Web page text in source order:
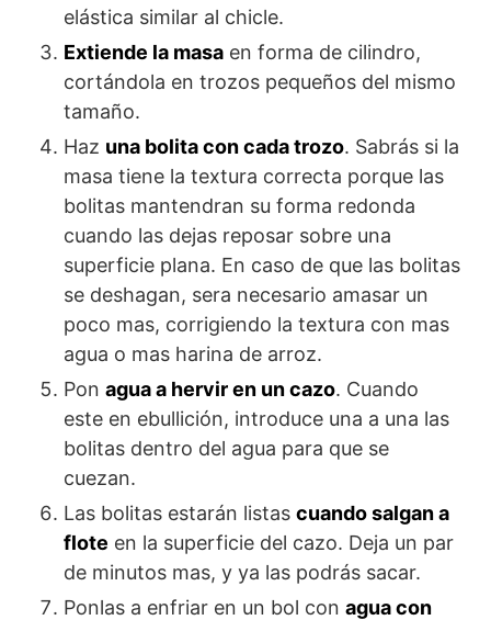
elástica similar al chicle.
Extiende la masa en forma de cilindro,
cortándola en trozos pequeños del mismo
tamaño.
Haz una bolita con cada trozo. Sabrás si la
masa tiene la textura correcta porque las
bolitas mantendran su forma redonda
cuando las dejas reposar sobre una
superficie plana. En caso de que las bolitas
se deshagan, sera necesario amasar un
poco mas, corrigiendo la textura con mas
agua o mas harina de arroz.
Pon agua a hervir en un cazo. Cuando
este en ebullición, introduce una a una las
bolitas dentro del agua para que se
cuezan.
Las bolitas estarán listas cuando salgan a
flote en la superficie del cazo. Deja un par
de minutos mas, y ya las podrás sacar.
Ponlas a enfriar en un bol con agua con